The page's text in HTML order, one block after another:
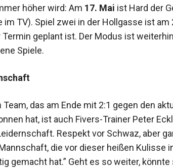
höher wird: Am 17. Mai ist Hard der
im TV). Spiel zwei in der Hollgasse ist am
Termin geplant ist. Der Modus ist
Spiele.
das am Ende mit 2:1 gegen den
hat, ist auch Fivers-Trainer Peter
Respekt vor Schwaz, aber
die vor dieser heißen Kulisse
gemacht hat.” Geht es so weiter,